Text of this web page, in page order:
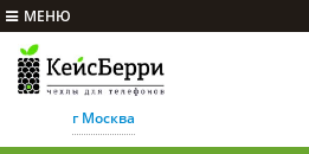
МЕНЮ
г Москва